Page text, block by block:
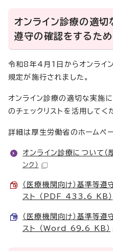
オンライン診療の適
遵守の確認をするため
令和8年4月1日からオンライ
規定が施行されました。
オンライン診療の適切な実施
のチェックリストを活用してく
詳細は厚生労働省のホームペ
オンライン診療について（
ンク）
（医療機関向け）基準等遵
スト （PDF 433.6 KB）
（医療機関向け）基準等遵
スト （Word 69.6 KB）